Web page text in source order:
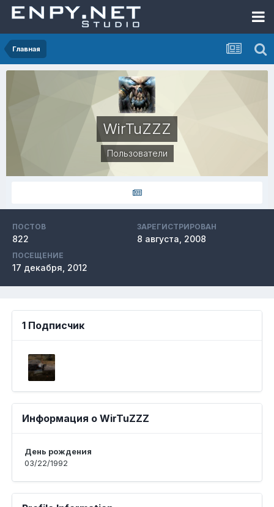
Главная
WirTuZZZ
Пользователи
ПОСТОВ
822
ЗАРЕГИСТРИРОВАН
8 августа, 2008
ПОСЕЩЕНИЕ
17 декабря, 2012
1 Подписчик
Информация о WirTuZZZ
День рождения
03/22/1992